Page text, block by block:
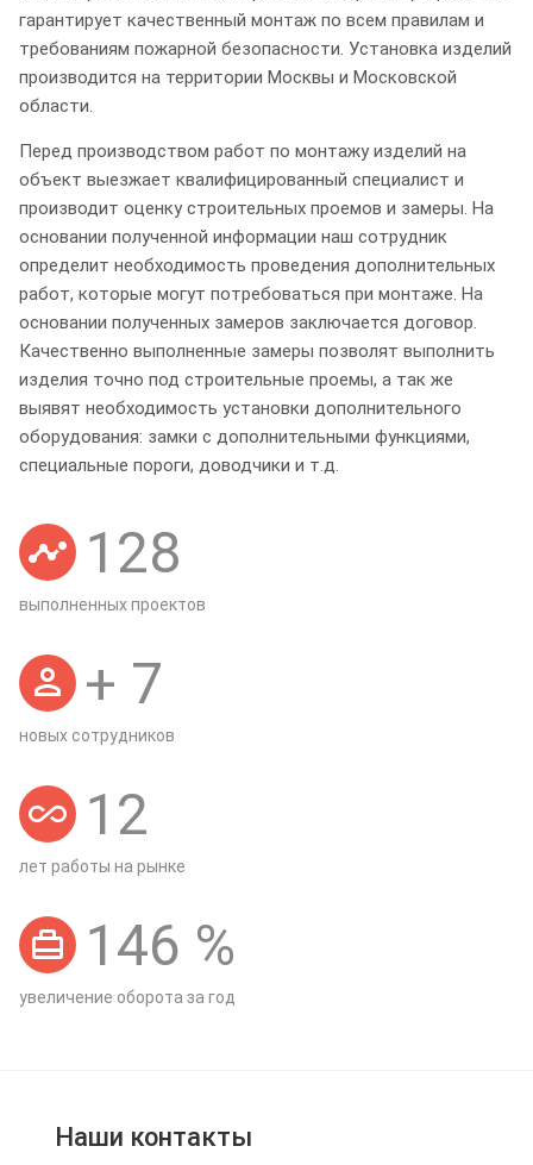
гарантирует качественный монтаж по всем правилам и
требованиям пожарной безопасности. Установка изделий
производится на территории Москвы и Московской
области.
Перед производством работ по монтажу изделий на
объект выезжает квалифицированный специалист и
производит оценку строительных проемов и замеры. На
основании полученной информации наш сотрудник
определит необходимость проведения дополнительных
работ, которые могут потребоваться при монтаже. На
основании полученных замеров заключается договор.
Качественно выполненные замеры позволят выполнить
изделия точно под строительные проемы, а так же
выявят необходимость установки дополнительного
оборудования: замки с дополнительными функциями,
специальные пороги, доводчики и т.д.
128
выполненных проектов
+ 7
новых сотрудников
12
лет работы на рынке
146 %
увеличение оборота за год
Наши контакты